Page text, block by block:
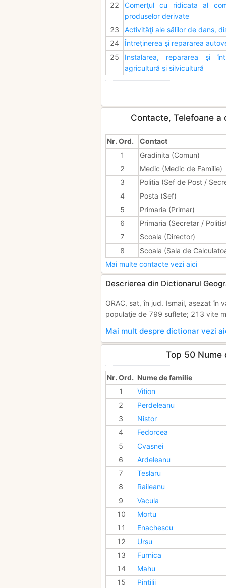
22
Comerţul cu ridicata al
produselor derivate
23
Activităţi ale sălilor de dans,
24
Întreţinerea şi repararea
25
Instalarea, repararea şi
agricultură şi silvicultură
Contacte, Telefoane
Nr. Ord.
Contact
1
Gradinita (Comun)
2
Medic (Medic de Familie)
3
Politia (Sef de Post /
4
Posta (Sef)
5
Primaria (Primar)
6
Primaria (Secretar /
7
Scoala (Director)
8
Scoala (Sala de
Mai multe contacte vezi aici
Descrierea din Dictionarul
ORAC, sat, în jud. Ismail, aşezat în
populaţie de 799 suflete; 213 vite
Mai mult despre dictionar vezi
Top 50 Nume
Nr. Ord. Nume de familie
1
Vition
2
Perdeleanu
3
Nistor
4
Fedorcea
5
Cvasnei
6
Ardeleanu
7
Teslaru
8
Raileanu
9
Vacula
10
Mortu
11
Enachescu
12
Ursu
13
Furnica
14
Mahu
15
Pintilii